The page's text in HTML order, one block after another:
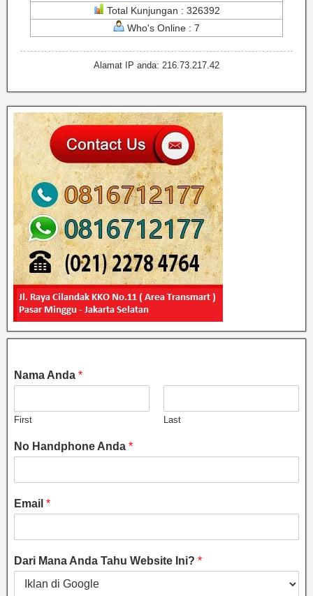
Total Kunjungan : 326392
Who's Online : 7
Alamat IP anda: 216.73.217.42
Nama Anda *
First Last
No Handphone Anda *
Email *
Dari Mana Anda Tahu Website Ini? *